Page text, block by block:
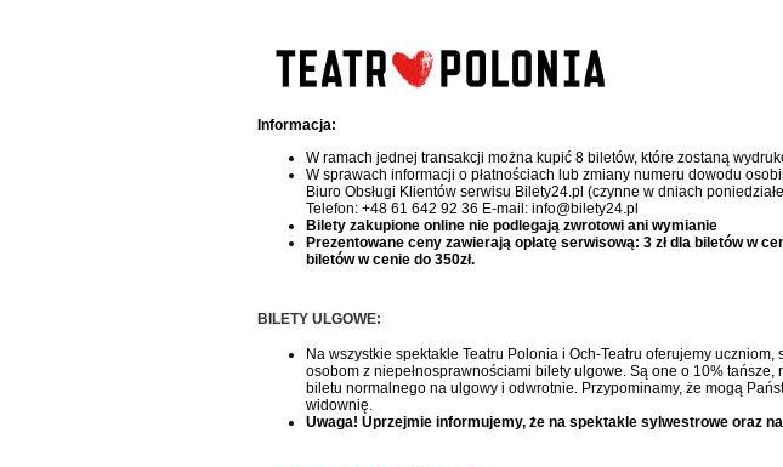
Informacja:
W ramach jednej transakcji można kupić 8 biletów, które zostaną
W sprawach informacji o płatnościach lub zmiany numeru dowodu
Biuro Obsługi Klientów serwisu Bilety24.pl (czynne w dniach
Telefon: +48 61 642 92 36 E-mail: info@bilety24.pl
Bilety zakupione online nie podlegają zwrotowi ani wymianie
Prezentowane ceny zawierają opłatę serwisową: 3 zł dla biletów w
biletów w cenie do 350zł.
BILETY ULGOWE:
Na wszystkie spektakle Teatru Polonia i Och-Teatru oferujemy
osobom z niepełnosprawnościami bilety ulgowe. Są one o 10%
biletu normalnego na ulgowy i odwrotnie. Przypominamy, że mogą
widownię.
Uwaga! Uprzejmie informujemy, że na spektakle sylwestrowe oraz